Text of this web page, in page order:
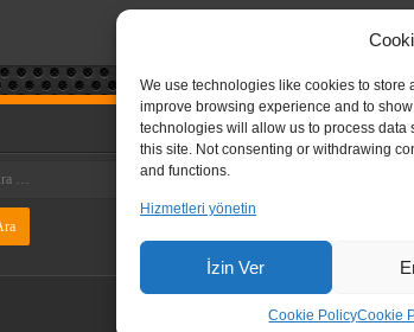
We use technologies like cookies to store
improve browsing experience and to
technologies will allow us to process
this site. Not consenting or withdrawing
and functions.
Hizmetleri yönetin
İzin Ver
Cookie PolicyCookie